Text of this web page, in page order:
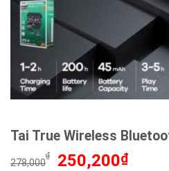
Tai True Wireless
278,000
₫
Giá
250,200₫Giá